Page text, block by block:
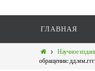
ГЛАВНАЯ
Научное
обращения: